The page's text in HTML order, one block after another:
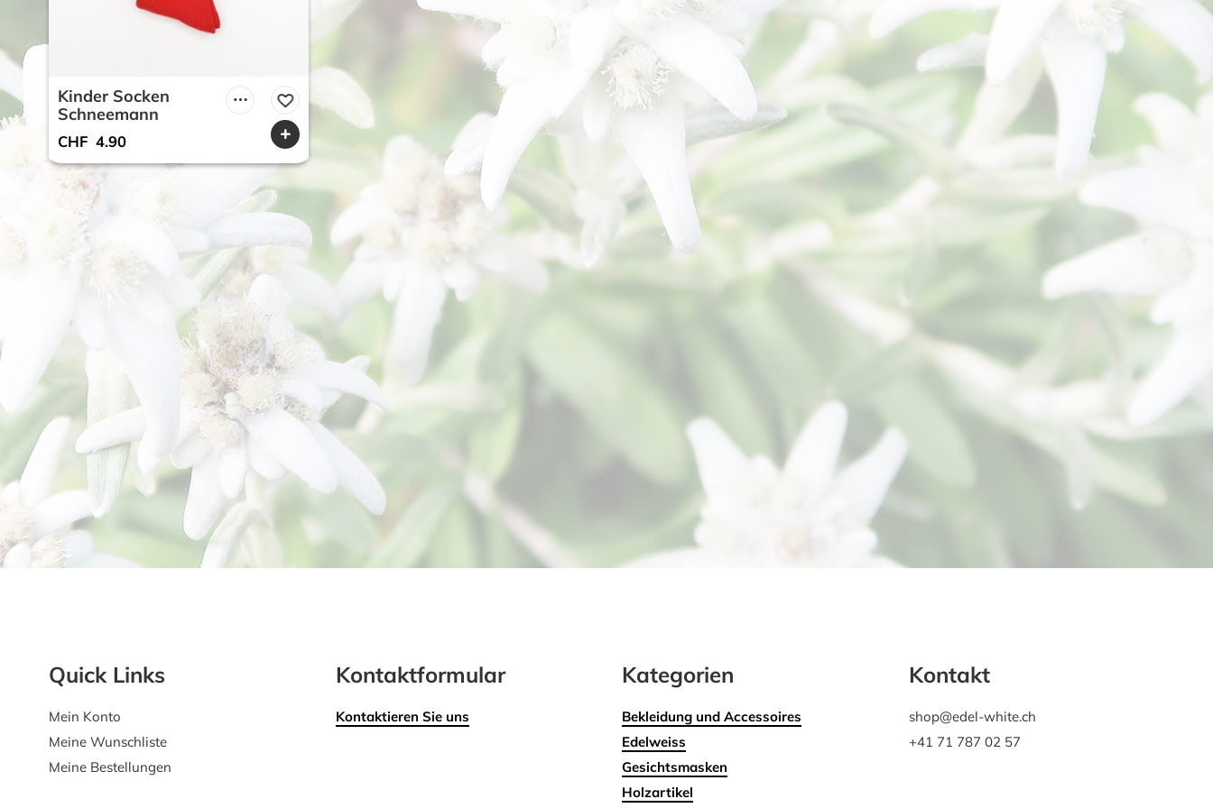
Kinder Socken
Schneemann
CHF 4.90
Quick Links
Mein Konto
Meine Wunschliste
Meine Bestellungen
Kontaktformular
Kontaktieren Sie uns
Kategorien
Bekleidung und Accessoires
Edelweiss
Gesichtsmasken
Holzartikel
Kontakt
shop@edel-white.ch
+41 71 787 02 57